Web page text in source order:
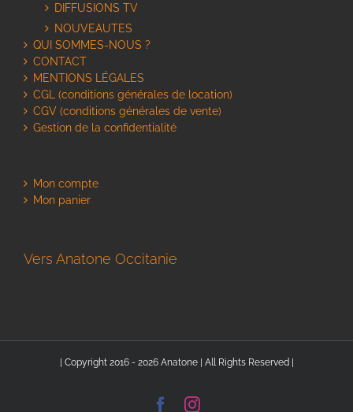
DIFFUSIONS TV
NOUVEAUTES
QUI SOMMES-NOUS ?
CONTACT
MENTIONS LÉGALES
CGL (conditions générales de location)
CGV (conditions générales de vente)
Gestion de la confidentialité
Mon compte
Mon panier
Vers Anatone Occitanie
| Copyright 2016 - 2026 Anatone | All Rights Reserved |
FacebookInstagram